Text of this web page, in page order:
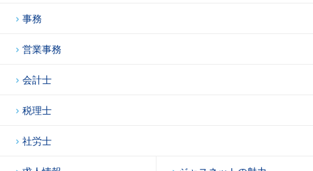
事務
営業事務
会計士
税理士
社労士